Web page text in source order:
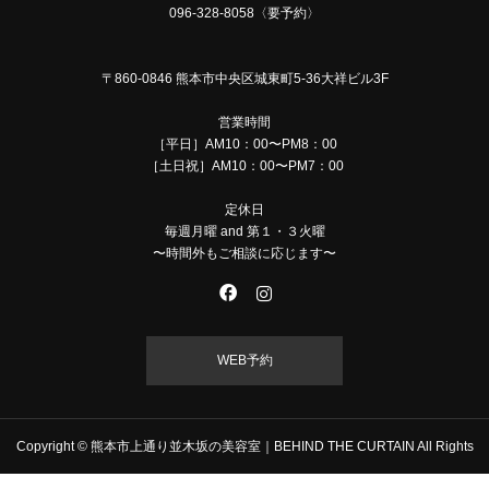
096-328-8058〈要予約〉
〒860-0846 熊本市中央区城東町5-36大祥ビル3F
営業時間
［平日］AM10：00〜PM8：00
［土日祝］AM10：00〜PM7：00
定休日
毎週月曜 and 第１・３火曜
〜時間外もご相談に応じます〜
WEB予約
Copyright © 熊本市上通り並木坂の美容室｜BEHIND THE CURTAIN All Rights